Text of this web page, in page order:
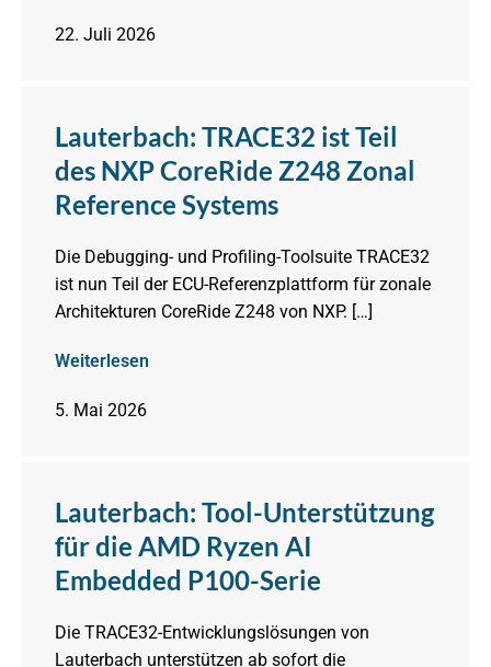
22. Juli 2026
Lauterbach: TRACE32 ist Teil
des NXP CoreRide Z248 Zonal
Reference Systems
Die Debugging- und Profiling-Toolsuite TRACE32
ist nun Teil der ECU-Referenzplattform für zonale
Architekturen CoreRide Z248 von NXP. […]
Weiterlesen
5. Mai 2026
Lauterbach: Tool-Unterstützung
für die AMD Ryzen AI
Embedded P100-Serie
Die TRACE32-Entwicklungslösungen von
Lauterbach unterstützen ab sofort die